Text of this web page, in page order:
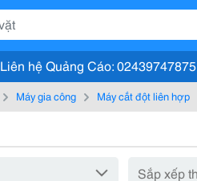
Liên hệ Quảng Cáo: 02439747875
Máy gia công Máy cắt đột liên hợp